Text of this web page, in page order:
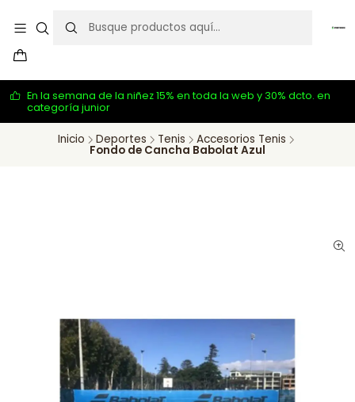
En la semana de la niñez 15% en toda la web y 30% dcto. en
categoría junior
Inicio Deportes Tenis Accesorios Tenis
Fondo de Cancha Babolat Azul